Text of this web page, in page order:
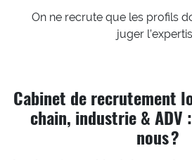
On ne recrute que les profils
juger
Cabinet de recrutement
chain, industrie & ADV
nous ?